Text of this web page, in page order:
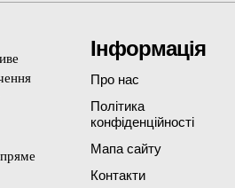
Інформація
Про нас
Політика
конфіденційності
Мапа сайту
Контакти